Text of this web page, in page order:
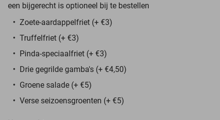
een bijgerecht is optioneel bij te bestellen
Zoete-aardappelfriet (+ €3)
Truffelfriet (+ €3)
Pinda-speciaalfriet (+ €3)
Drie gegrilde gamba's (+ €4,50)
Groene salade (+ €5)
Verse seizoensgroenten (+ €5)